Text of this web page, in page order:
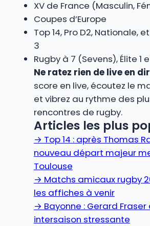
XV de France (Masculin,
Coupes d’Europe
Top 14, Pro D2, Nationale,
3
Rugby à 7 (Sevens), Élite 1
Ne ratez rien de live en
score en live, écoutez le
et vibrez au rythme des
rencontres de rugby.
Articles les plus
→ Top 14 : après Thomas
nouveau départ majeur
Toulouse
→ Matchs amicaux rugby
les affiches à venir
→ Bayonne : Gerard
intersaison stressante